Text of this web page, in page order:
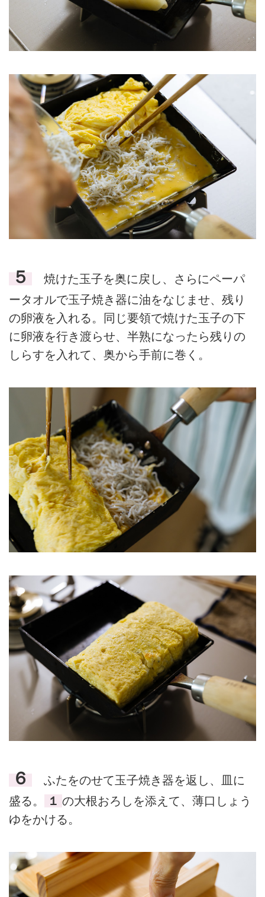
５
焼けた玉子を奥に戻し、さらにペーパ
ータオルで玉子焼き器に油をなじませ、残り
の卵液を入れる。同じ要領で焼けた玉子の下
に卵液を行き渡らせ、半熟になったら残りの
しらすを入れて、奥から手前に巻く。
６
ふたをのせて玉子焼き器を返し、皿に
盛る。
１ の大根おろしを添えて、薄口しょう
ゆをかける。